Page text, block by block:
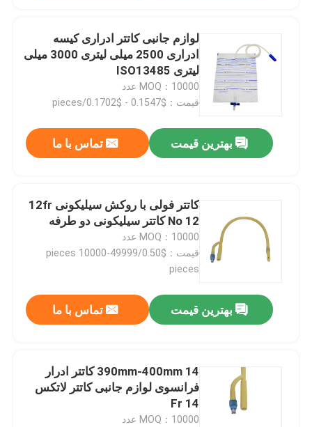
لوازم جانبی کاتتر ادراری کیسه
ادراری 2500 میلی لیتری 3000 میلی
لیتری ISO13485
MOQ：10000 عدد
قیمت：$0.1547 - $0.1702/pieces
بهترین قیمت تماس با ما
کاتتر فولی با روکش سیلیکونی 12fr
No 12 کاتتر سیلیکونی دو طرفه
MOQ：10000 عدد
قیمت：$0.50/pieces 10000-49999
pieces
بهترین قیمت تماس با ما
390mm-400mm 14 کاتتر ادرار
فرانسوی لوازم جانبی کاتتر لاتکس
14 Fr
MOQ：10000 عدد